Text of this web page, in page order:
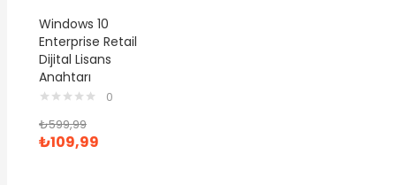
Windows 10
Enterprise Retail
Dijital Lisans
Anahtarı
0
₺599,99
₺109,99